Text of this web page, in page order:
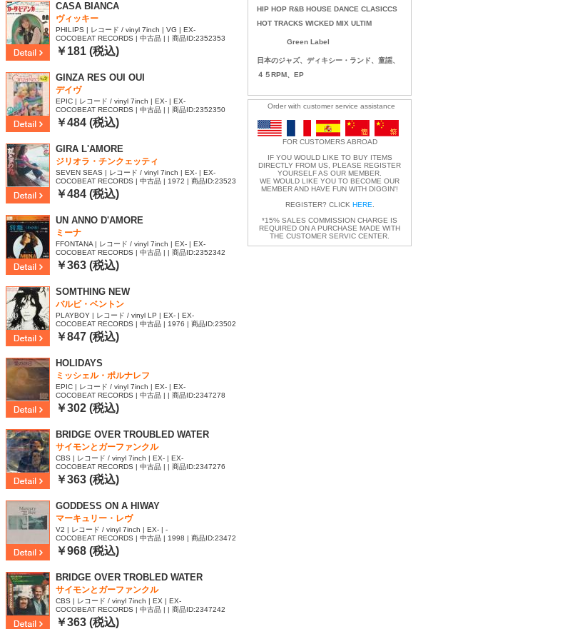
CASA BIANCA
ヴィッキー
PHILIPS | レコード / vinyl 7inch | VG | EX-
COCOBEAT RECORDS | 中古品 | | 商品ID:2352353
￥181 (税込)
GINZA RES OUI OUI
デイヴ
EPIC | レコード / vinyl 7inch | EX- | EX-
COCOBEAT RECORDS | 中古品 | | 商品ID:2352350
￥484 (税込)
GIRA L'AMORE
ジリオラ・チンクェッティ
SEVEN SEAS | レコード / vinyl 7inch | EX- | EX-
COCOBEAT RECORDS | 中古品 | 1972 | 商品ID:23523
45
￥484 (税込)
UN ANNO D'AMORE
ミーナ
FFONTANA | レコード / vinyl 7inch | EX- | EX-
COCOBEAT RECORDS | 中古品 | | 商品ID:2352342
￥363 (税込)
SOMTHING NEW
バルビ・ベントン
PLAYBOY | レコード / vinyl LP | EX- | EX-
COCOBEAT RECORDS | 中古品 | 1976 | 商品ID:23502
75
￥847 (税込)
HOLIDAYS
ミッシェル・ポルナレフ
EPIC | レコード / vinyl 7inch | EX- | EX-
COCOBEAT RECORDS | 中古品 | | 商品ID:2347278
￥302 (税込)
BRIDGE OVER TROUBLED WATER
サイモンとガーファンクル
CBS | レコード / vinyl 7inch | EX- | EX-
COCOBEAT RECORDS | 中古品 | | 商品ID:2347276
￥363 (税込)
GODDESS ON A HIWAY
マーキュリー・レヴ
V2 | レコード / vinyl 7inch | EX- | -
COCOBEAT RECORDS | 中古品 | 1998 | 商品ID:23472
46
￥968 (税込)
BRIDGE OVER TROBLED WATER
サイモンとガーファンクル
CBS | レコード / vinyl 7inch | EX | EX-
COCOBEAT RECORDS | 中古品 | | 商品ID:2347242
￥363 (税込)
HIP HOP R&B HOUSE DANCE CLASICCS
HOT TRACKS WICKED MIX ULTIM
Green Label
日本のジャズ、ディキシー・ランド、童謡、
４５RPM、EP
Order with customer service assistance
FOR CUSTOMERS ABROAD
IF YOU WOULD LIKE TO BUY ITEMS
DIRECTLY FROM US, PLEASE REGISTER
YOURSELF AS OUR MEMBER.
WE WOULD LIKE YOU TO BECOME OUR
MEMBER AND HAVE FUN WITH DIGGIN'!
REGISTER? CLICK HERE
*15% SALES COMMISSION CHARGE IS
REQUIRED ON A PURCHASE MADE WITH
THE CUSTOMER SERVIC CENTER.